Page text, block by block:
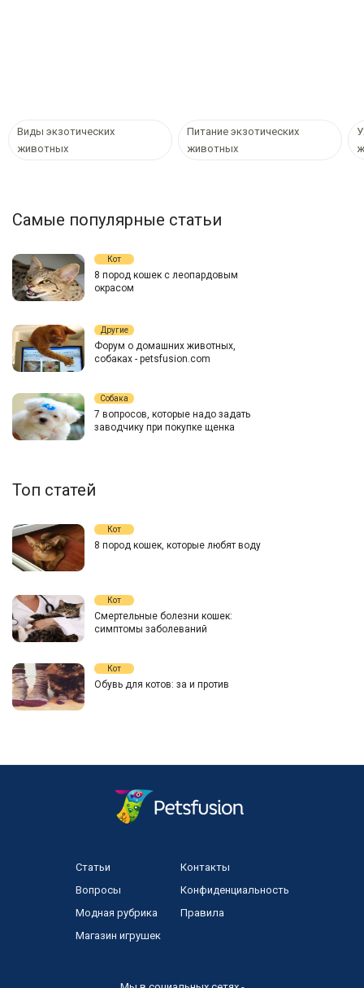
Виды экзотических
животных
Питание экзотических
животных
Самые популярные статьи
Кот
8 пород кошек с леопардовым
окрасом
Другие
Форум о домашних животных,
собаках - petsfusion.com
Собака
7 вопросов, которые надо задать
заводчику при покупке щенка
Топ статей
Кот
8 пород кошек, которые любят воду
Кот
Смертельные болезни кошек:
симптомы заболеваний
Кот
Обувь для котов: за и против
Статьи
Вопросы
Модная рубрика
Магазин игрушек
Контакты
Конфиденциальность
Правила